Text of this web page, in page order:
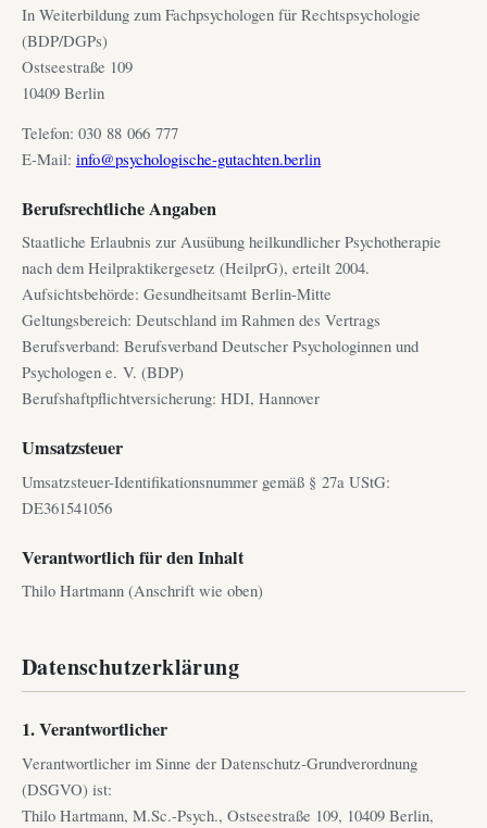
In Weiterbildung zum Fachpsychologen für Rechtspsychologie
(BDP/DGPs)
Ostseestraße 109
10409 Berlin
Telefon: 030 88 066 777
E-Mail: info@psychologische-gutachten.berlin
Berufsrechtliche Angaben
Staatliche Erlaubnis zur Ausübung heilkundlicher Psychotherapie
nach dem Heilpraktikergesetz (HeilprG), erteilt 2004.
Aufsichtsbehörde: Gesundheitsamt Berlin-Mitte
Geltungsbereich: Deutschland im Rahmen des Vertrags
Berufsverband: Berufsverband Deutscher Psychologinnen und
Psychologen e. V. (BDP)
Berufshaftpflichtversicherung: HDI, Hannover
Umsatzsteuer
Umsatzsteuer-Identifikationsnummer gemäß § 27a UStG:
DE361541056
Verantwortlich für den Inhalt
Thilo Hartmann (Anschrift wie oben)
Datenschutzerklärung
1. Verantwortlicher
Verantwortlicher im Sinne der Datenschutz-Grundverordnung
(DSGVO) ist:
Thilo Hartmann, M.Sc.-Psych., Ostseestraße 109, 10409 Berlin,